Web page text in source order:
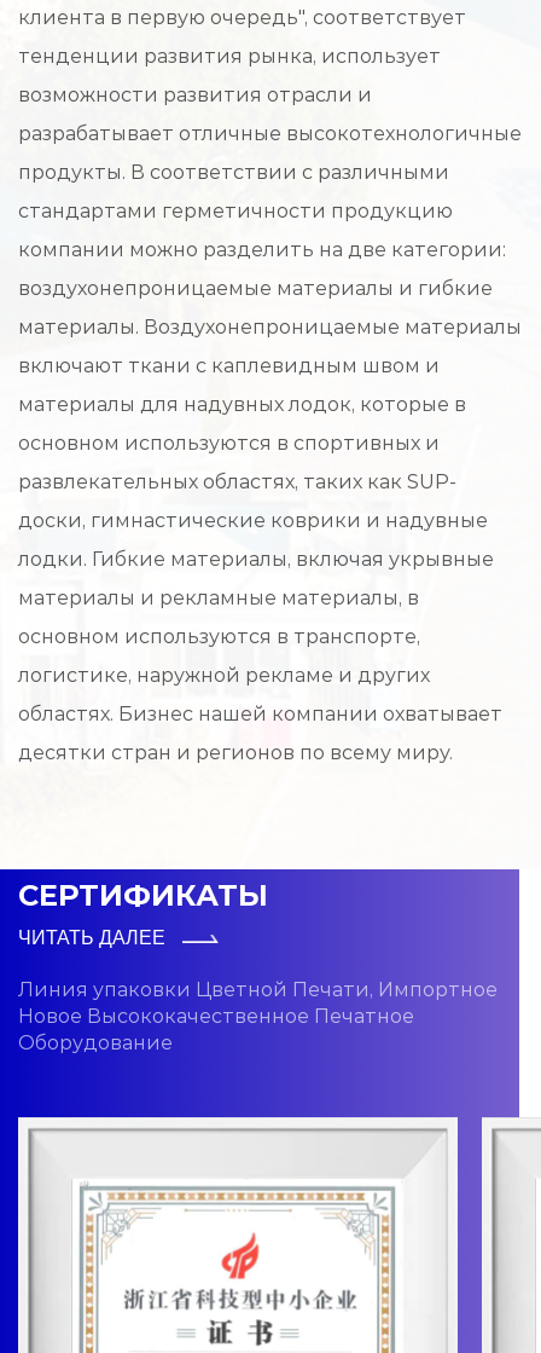
клиента в первую очередь", соответствует
тенденции развития рынка, использует
возможности развития отрасли и
разрабатывает отличные высокотехнологичные
продукты. В соответствии с различными
стандартами герметичности продукцию
компании можно разделить на две категории:
воздухонепроницаемые материалы и гибкие
материалы. Воздухонепроницаемые материалы
включают ткани с каплевидным швом и
материалы для надувных лодок, которые в
основном используются в спортивных и
развлекательных областях, таких как SUP-
доски, гимнастические коврики и надувные
лодки. Гибкие материалы, включая укрывные
материалы и рекламные материалы, в
основном используются в транспорте,
логистике, наружной рекламе и других
областях. Бизнес нашей компании охватывает
десятки стран и регионов по всему миру.
СЕРТИФИКАТЫ
ЧИТАТЬ ДАЛЕЕ
Линия упаковки Цветной Печати, Импортное
Новое Высококачественное Печатное
Оборудование